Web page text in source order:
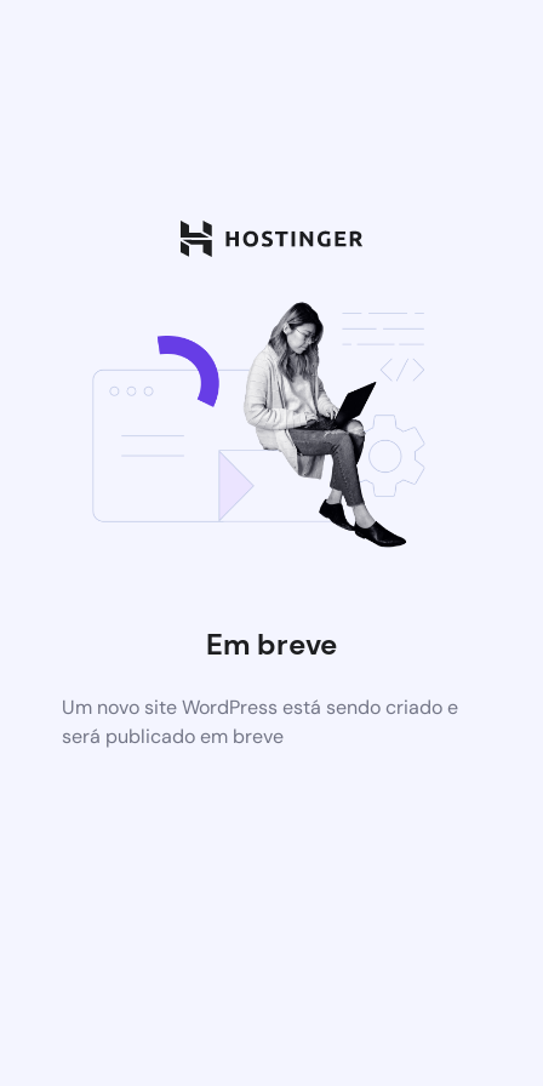
Em breve
Um novo site WordPress está sendo criado e
será publicado em breve